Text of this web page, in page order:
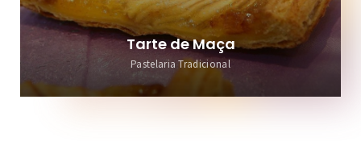
Tarte de Maça
Pastelaria Tradicional